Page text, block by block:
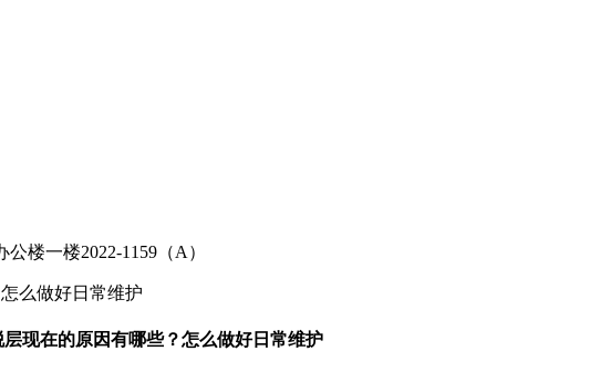
楼一楼2022-1159（A）
么做好日常维护
现在的原因有哪些？怎么做好日常维护